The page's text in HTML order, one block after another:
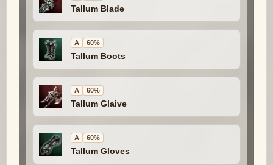
Tallum Blade
A 60%
Tallum Boots
A 60%
Tallum Glaive
A 60%
Tallum Gloves